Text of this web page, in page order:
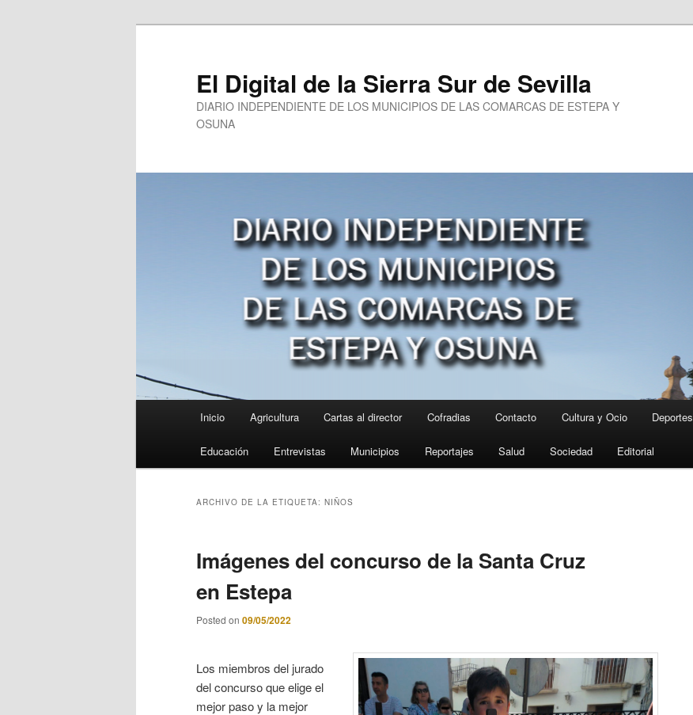
El Digital de la Sierra Sur de Sevilla
DIARIO INDEPENDIENTE DE LOS MUNICIPIOS DE LAS COMARCAS DE ESTEPA Y
OSUNA
Inicio Agricultura Cartas al director Cofradias Contacto Cultura y Ocio Deportes
Educación Entrevistas Municipios Reportajes Salud Sociedad Editorial
ARCHIVO DE LA ETIQUETA: NIÑOS
Imágenes del concurso de la Santa Cruz
en Estepa
Posted on 09/05/2022
Los miembros del jurado
del concurso que elige el
mejor paso y la mejor